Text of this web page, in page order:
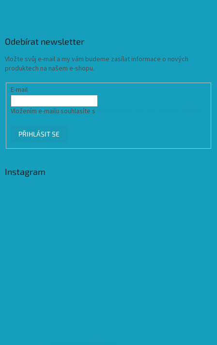
Odebírat newsletter
Vložte svůj e-mail a my vám budeme zasílat informace o nových
produktech na našem e-shopu.
E-mail
Vložením e-mailu souhlasíte s
PŘIHLÁSIT SE
Instagram